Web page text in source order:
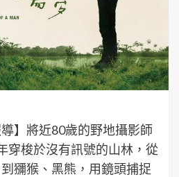
導】將近80歲的野地攝影師
穿梭於沒有訊號的山林，從
獼猴、黑熊，用鏡頭捕捉